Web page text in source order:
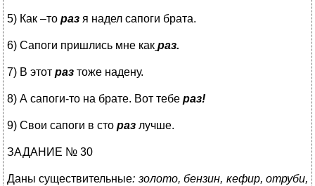
5) Как –то раз я надел сапоги брата.
6) Сапоги пришлись мне как раз.
7) В этот раз тоже надену.
8) А сапоги-то на брате. Вот тебе раз!
9) Свои сапоги в сто раз лучше.
ЗАДАНИЕ № 30
Даны существительные: золото, бензин, кефир, отруби,